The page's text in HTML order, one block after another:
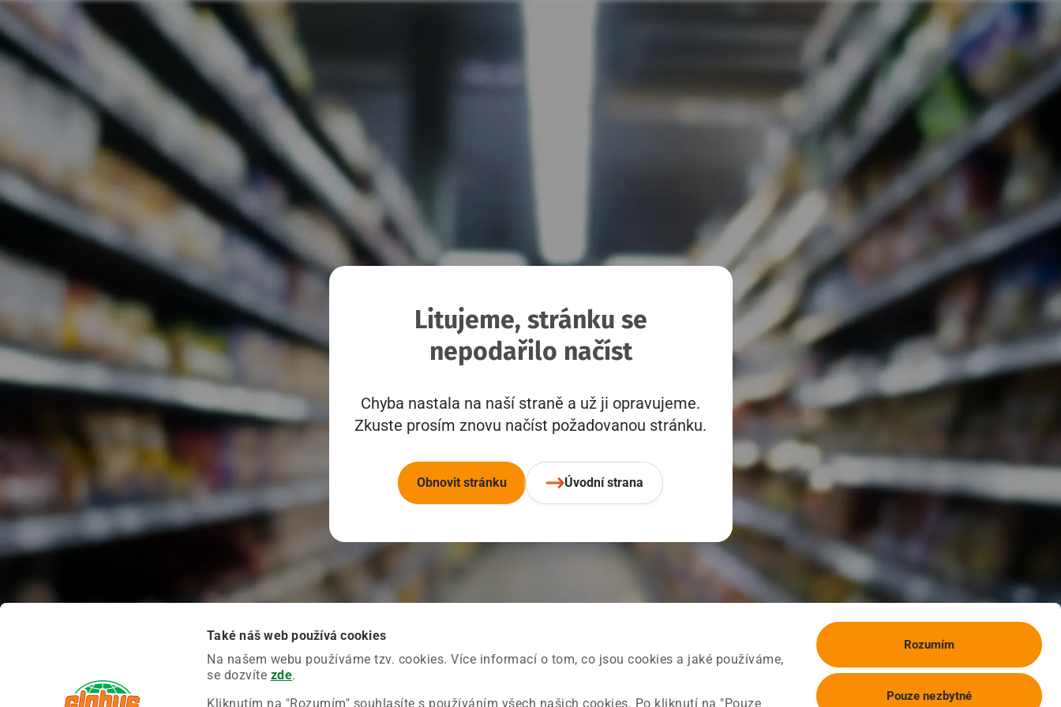
Také náš web používá cookies
Na našem webu používáme tzv. cookies. Více informací o tom, co jsou cookies a jaké používáme,
se dozvíte zde.
Kliknutím na "Rozumím" souhlasíte s používáním všech našich cookies. Po kliknutí na "Pouze
Rozumím
Pouze nezbytné
Litujeme, stránku se
nepodařilo načíst
Chyba nastala na naší straně a už ji opravujeme.
Zkuste prosím znovu načíst požadovanou stránku.
Obnovit stránku Úvodní strana